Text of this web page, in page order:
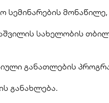
სემინარების
სახელობის
განათლების
განახლება.